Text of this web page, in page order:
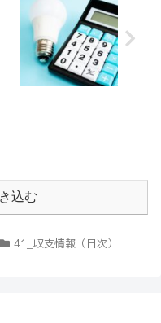
込む
41_収支情報（日次）